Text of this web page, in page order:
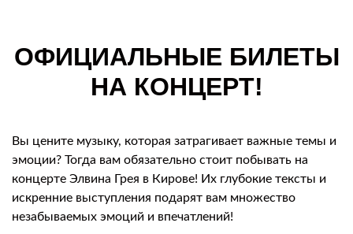
ОФИЦИАЛЬНЫЕ БИЛЕТЫ
НА КОНЦЕРТ!
Вы цените музыку, которая затрагивает важные темы и
эмоции? Тогда вам обязательно стоит побывать на
концерте Элвина Грея в Кирове! Их глубокие тексты и
искренние выступления подарят вам множество
незабываемых эмоций и впечатлений!